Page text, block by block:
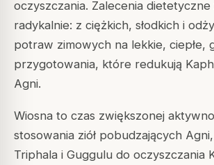
oczyszczania. Zalecenia dietetyczne
radykalnie: z ciężkich, słodkich i
potraw zimowych na lekkie, ciepłe,
przygotowania, które redukują
Agni.
Wiosna to czas zwiększonej
stosowania ziół pobudzających
Triphala i Guggulu do oczyszczania